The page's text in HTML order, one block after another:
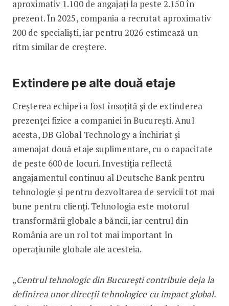
aproximativ 1.100 de angajați la peste 2.150 în
prezent. În 2025, compania a recrutat aproximativ
200 de specialiști, iar pentru 2026 estimează un
ritm similar de creștere.
Extindere pe alte două etaje
Creșterea echipei a fost însoțită și de extinderea
prezenței fizice a companiei în București. Anul
acesta, DB Global Technology a închiriat și
amenajat două etaje suplimentare, cu o capacitate
de peste 600 de locuri. Investiția reflectă
angajamentul continuu al Deutsche Bank pentru
tehnologie și pentru dezvoltarea de servicii tot mai
bune pentru clienți. Tehnologia este motorul
transformării globale a băncii, iar centrul din
România are un rol tot mai important în
operațiunile globale ale acesteia.
„Centrul tehnologic din București contribuie deja la
definirea unor direcții tehnologice cu impact global.